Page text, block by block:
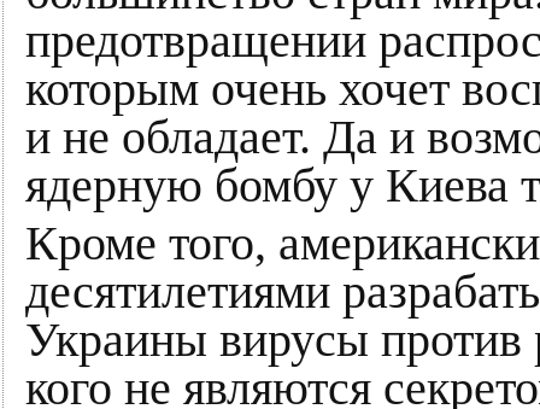
предотвращении
которым очень хочет
и не обладает. Да и
ядерную бомбу у Киева
Кроме того,
десятилетиями
Украины вирусы против
кого не являются